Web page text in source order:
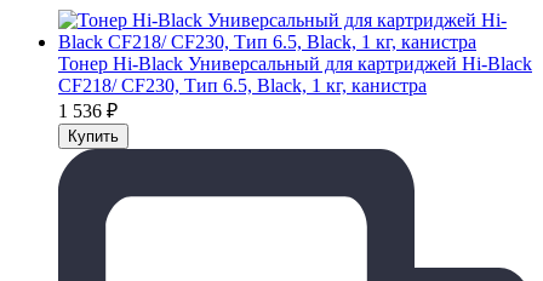
Тонер Hi-Black Универсальный для картриджей Hi-Black
CF218/ CF230, Тип 6.5, Black, 1 кг, канистра
1 536 ₽